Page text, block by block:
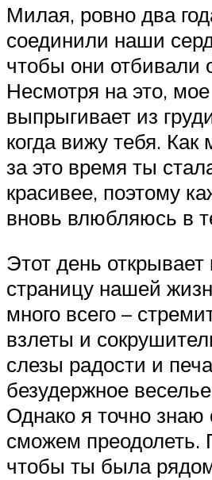
Милая, ровно два
соединили наши
чтобы они отбивали
Несмотря на это,
выпрыгивает из
когда вижу тебя. Как
за это время ты
красивее, поэтому
вновь влюбляюсь в
Этот день
страницу нашей
много всего –
взлеты и
слезы радости и
безудержное
Однако я точно
сможем преодолеть.
чтобы ты была